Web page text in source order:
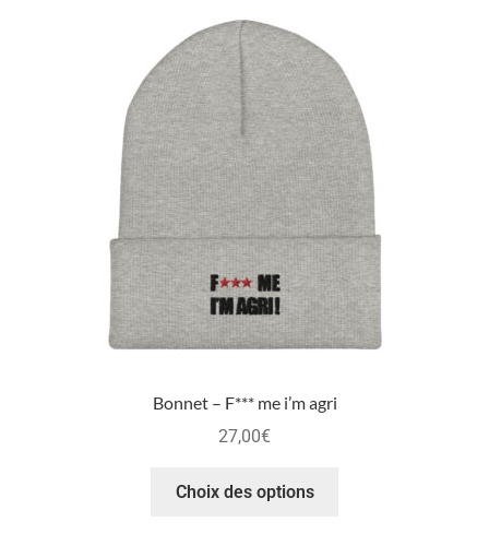
Bonnet – F*** me i’m agri
27,00€
Choix des options